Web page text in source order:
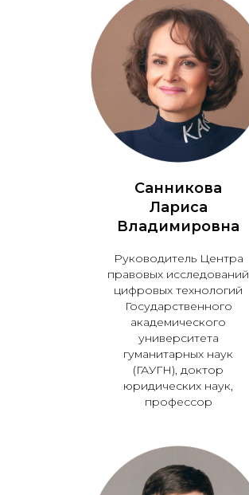
Санникова
Лариса
Владимировна
Руководитель Центра
правовых исследований
цифровых технологий
Государственного
академического
университета
гуманитарных наук
(ГАУГН), доктор
юридических наук,
профессор